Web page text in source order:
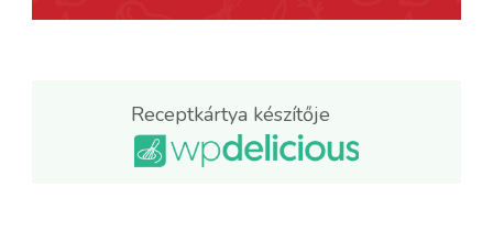
Receptkártya készítője